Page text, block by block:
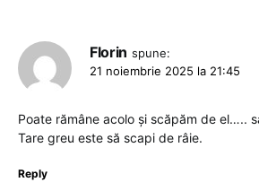
Florin spune:
21 noiembrie 2025 la 21:45
Poate rămâne acolo și scăpăm de el…..
Tare greu este să scapi de râie.
Reply